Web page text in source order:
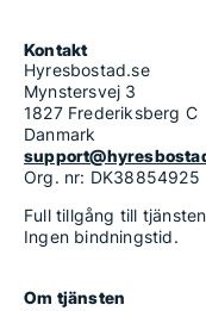
Kontakt
Hyresbostad.se
Mynstersvej 3
1827 Frederiksberg C
Danmark
Org. nr: DK38854925
Full tillgång till
Ingen bindningstid.
Om tjänsten